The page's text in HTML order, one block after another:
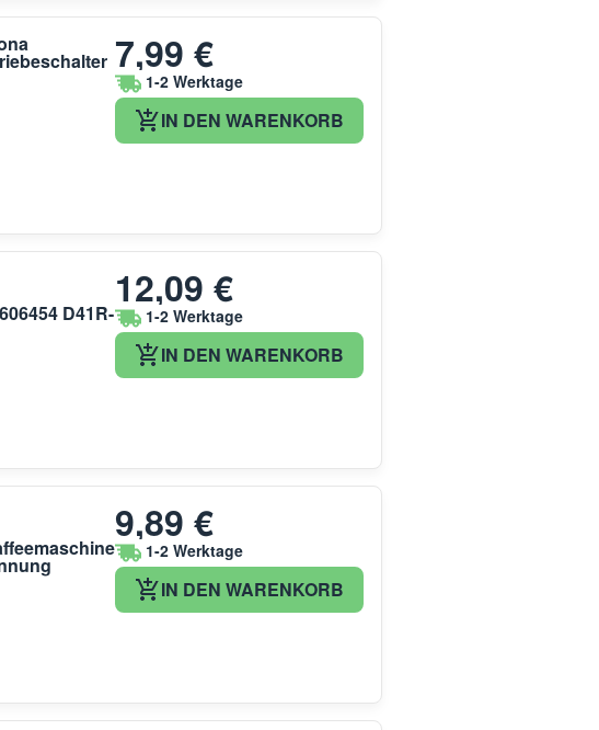
7,99 €
1-2 Werktage
IN DEN WARENKORB
D41R-
12,09 €
1-2 Werktage
IN DEN WARENKORB
9,89 €
1-2 Werktage
IN DEN WARENKORB